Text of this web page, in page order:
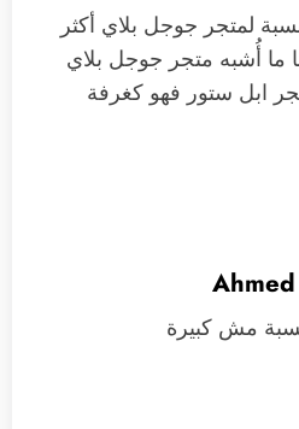
لمتجر جوجل بلاي أكثر
ما أُشبه متجر جوجل بلاي
ابل ستور فهو كغرفة
مش كبيرة